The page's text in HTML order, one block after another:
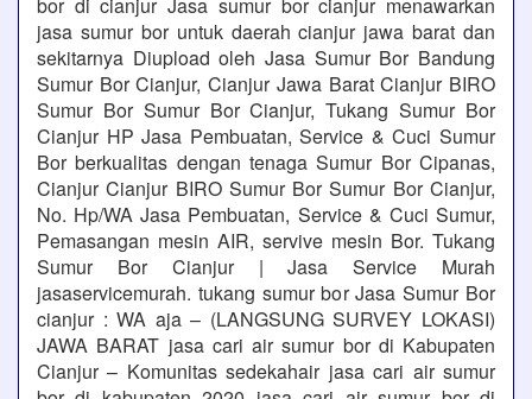
jasa sumur bor untuk daerah cianjur jawa barat dan
sekitarnya Diupload oleh Jasa Sumur Bor Bandung
Sumur Bor Cianjur, Cianjur Jawa Barat Cianjur BIRO
Sumur Bor Sumur Bor Cianjur, Tukang Sumur Bor
Cianjur HP Jasa Pembuatan, Service & Cuci Sumur
Bor berkualitas dengan tenaga Sumur Bor Cipanas,
Cianjur Cianjur BIRO Sumur Bor Sumur Bor Cianjur,
No. Hp/WA Jasa Pembuatan, Service & Cuci Sumur,
Pemasangan mesin AIR, servive mesin Bor. Tukang
Sumur Bor Cianjur | Jasa Service Murah
jasaservicemurah. tukang sumur bor Jasa Sumur Bor
cianjur : WA aja – (LANGSUNG SURVEY LOKASI)
JAWA BARAT jasa cari air sumur bor di Kabupaten
Cianjur – Komunitas sedekahair jasa cari air sumur